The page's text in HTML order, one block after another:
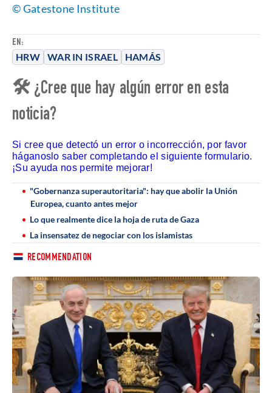
EN:
HRW WAR IN ISRAEL HAMÁS
© Gatestone Institute
🛠 ¿Cree que hay algún error en esta
noticia?
Si cree que detectó un error o incorrección, por favor
háganoslo saber completando el siguiente formulario.
¡Su ayuda nos permite mejorar!
"Gobernanza superautoritaria": hay que abolir la Unión
Europea, cuanto antes mejor
Lo que realmente dice la hoja de ruta de Gaza
La insensatez de negociar con los islamistas
RECOMMENDATION